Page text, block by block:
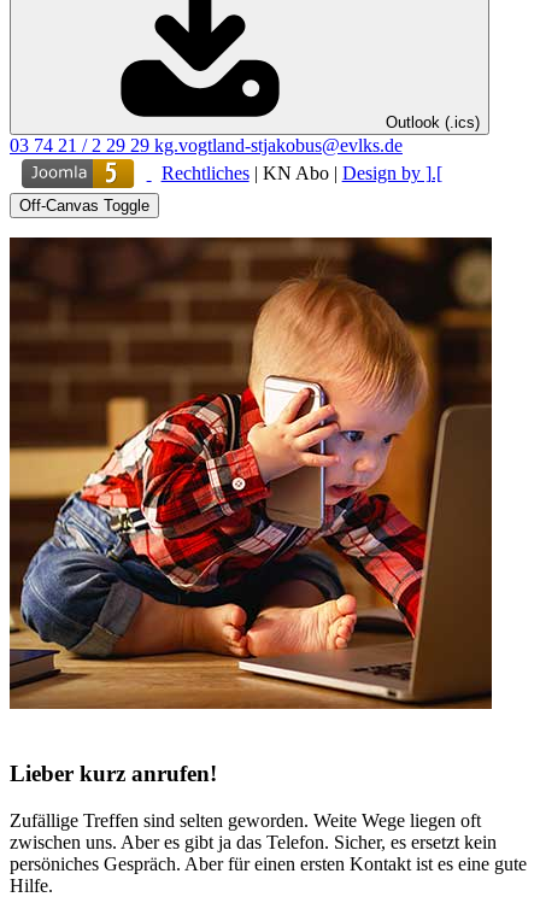
Outlook (.ics)
03 74 21 / 2 29 29 kg.vogtland-stjakobus@evlks.de
Rechtliches| KN Abo| Design by ].[
Off-Canvas Toggle
Lieber kurz anrufen!
Zufällige Treffen sind selten geworden. Weite Wege liegen oft
zwischen uns. Aber es gibt ja das Telefon. Sicher, es ersetzt kein
persöniches Gespräch. Aber für einen ersten Kontakt ist es eine gute
Hilfe.